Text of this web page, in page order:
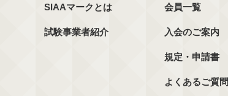
SIAAマークとは
試験事業者紹介
会員一覧
入会のご案内
規定・申請書
よくあるご質問